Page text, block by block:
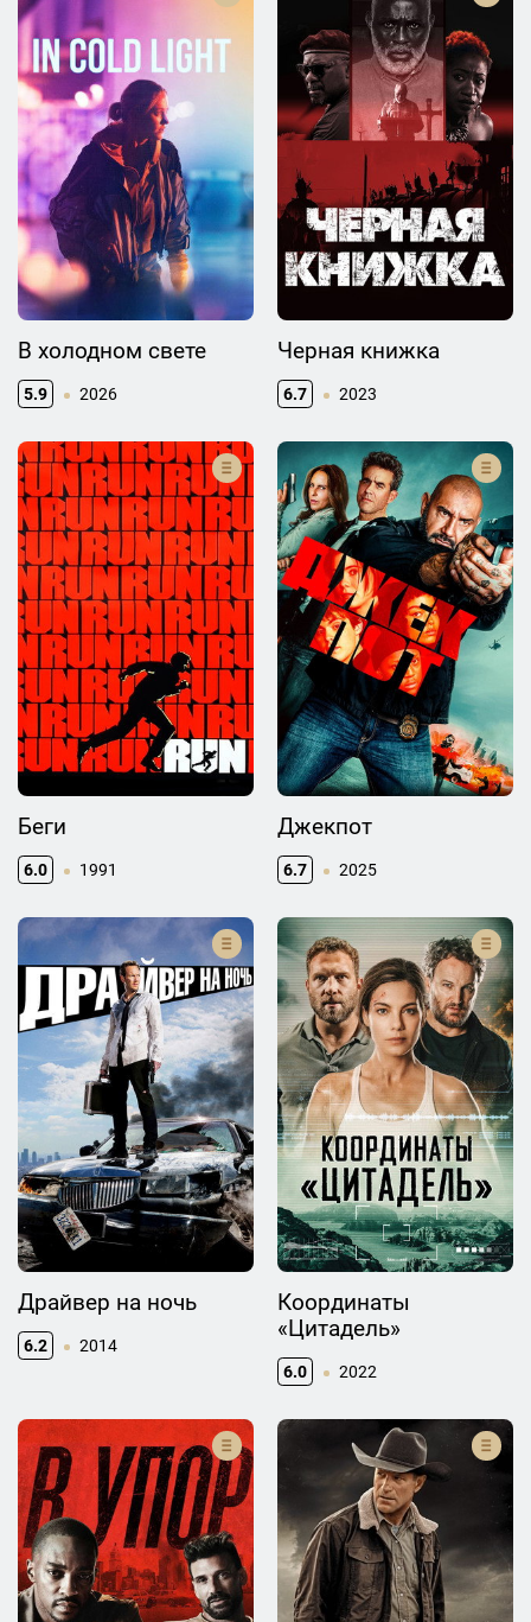
В холодном свете
5.9 2026
Черная книжка
6.7 2023
Беги
6.0 1991
Джекпот
6.7 2025
Драйвер на ночь
6.2 2014
Координаты
«Цитадель»
6.0 2022